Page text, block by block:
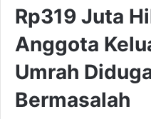
Rp319 Juta
Anggota
Umrah
Bermasalah